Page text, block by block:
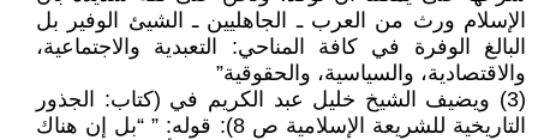
الإسلام ورث من العرب ـ الجاهليين ـ الشيئ الوفير بل
البالغ الوفرة في كافة المناحي: التعبدية والاجتماعية،
والاقتصادية، والسياسية، والحقوقية”
(3) ويضيف الشيخ خليل عبد الكريم في (كتاب: الجذور
التاريخية للشريعة الإسلامية ص 8): قوله: ” “بل إن هناك